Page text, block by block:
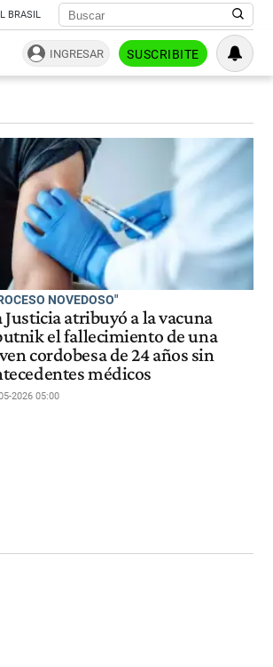
BRASIL
INGRESAR SUSCRIBITE
NOVEDOSO"
Justicia atribuyó a la vacuna
el fallecimiento de una
cordobesa de 24 años sin
médicos
2026 05:00